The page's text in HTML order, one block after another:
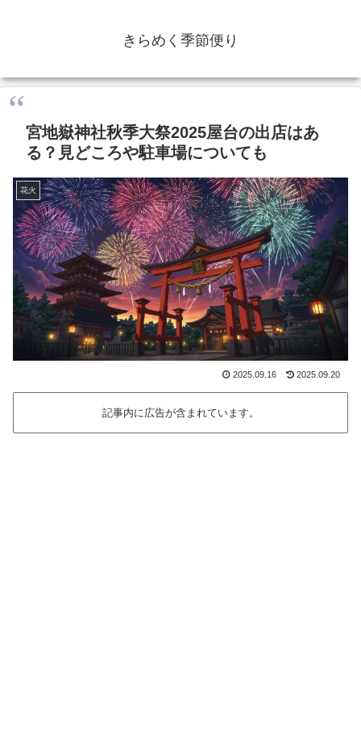
きらめく季節便り
宮地嶽神社秋季大祭2025屋台の出店はあ
る？見どころや駐車場についても
花火
2025.09.16 2025.09.20
記事内に広告が含まれています。